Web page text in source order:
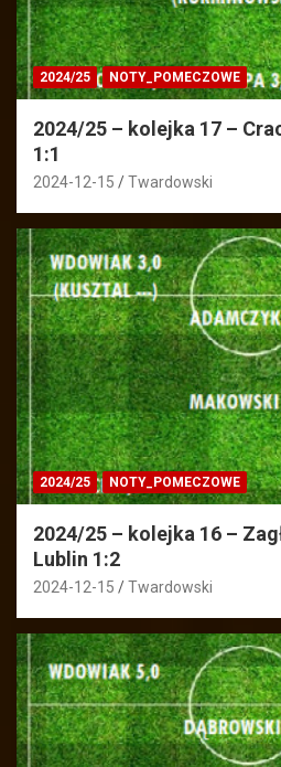
2024/25 NOTY_POMECZOWE
2024/25 – kolejka 17 –
1:1
2024-12-15 Twardowski
2024/25 NOTY_POMECZOWE
2024/25 – kolejka 16 –
Lublin 1:2
2024-12-15 Twardowski